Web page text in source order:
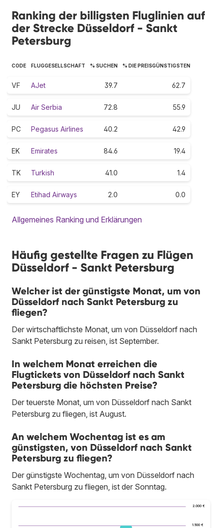
Ranking der billigsten Fluglinien auf
der Strecke Düsseldorf - Sankt
Petersburg
CODE FLUGGESELLSCHAFT % SUCHEN % DIE PREISGÜNSTIGSTEN
VF AJet 39.7 62.7
JU Air Serbia 72.8 55.9
PC Pegasus Airlines 40.2 42.9
EK Emirates 84.6 19.4
TK Turkish 41.0 1.4
EY Etihad Airways 2.0 0.0
Allgemeines Ranking und Erklärungen
Häufig gestellte Fragen zu Flügen
Düsseldorf - Sankt Petersburg
Welcher ist der günstigste Monat, um von
Düsseldorf nach Sankt Petersburg zu
fliegen?
Der wirtschaftlichste Monat, um von Düsseldorf nach
Sankt Petersburg zu reisen, ist September.
In welchem Monat erreichen die
Flugtickets von Düsseldorf nach Sankt
Petersburg die höchsten Preise?
Der teuerste Monat, um von Düsseldorf nach Sankt
Petersburg zu fliegen, ist August.
An welchem Wochentag ist es am
günstigsten, von Düsseldorf nach Sankt
Petersburg zu fliegen?
Der günstigste Wochentag, um von Düsseldorf nach
Sankt Petersburg zu fliegen, ist der Sonntag.
1.500 €
2.000 €